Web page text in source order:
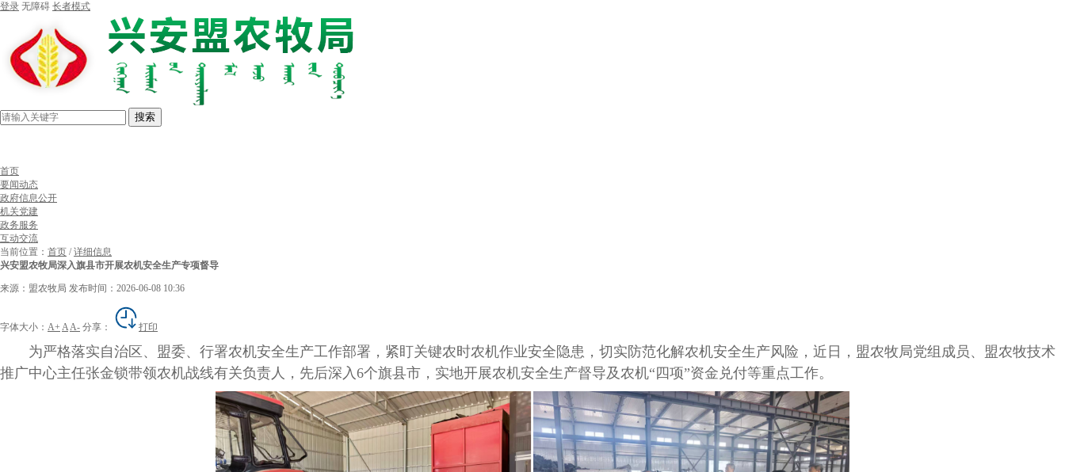
登录 无障碍 长者模式
搜索
首页
要闻动态
政府信息公开
机关党建
政务服务
互动交流
当前位置： 首页 /详细信息
兴安盟农牧局深入旗县市开展农机安全生产专项督导
来源：盟农牧局 发布时间：2026-06-08 10:36
字体大小： A+ AA- 分享： 打印
为严格落实自治区、盟委、行署农机安全生产工作部署，紧盯关键农时农机作业安全隐患，切实防范化解农机安全生产风险，近日，盟农牧局党组成员、盟农牧技术
推广中心主任张金锁带领农机战线有关负责人，先后深入6个旗县市，实地开展农机安全生产督导及农机“四项”资金兑付等重点工作。